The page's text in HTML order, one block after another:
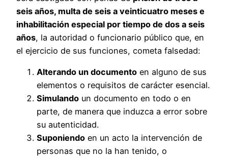
seis años, multa de seis a veinticuatro meses e
inhabilitación especial por tiempo de dos a seis
años, la autoridad o funcionario público que, en
el ejercicio de sus funciones, cometa falsedad:
Alterando un documento en alguno de sus
elementos o requisitos de carácter esencial.
Simulando un documento en todo o en
parte, de manera que induzca a error sobre
su autenticidad.
Suponiendo en un acto la intervención de
personas que no la han tenido, o